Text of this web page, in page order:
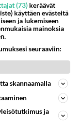
Vastattu 9kk
03-99...
Vastattu 9kk
(73) keräävät
käyttäen evästeitä
ja lukemiseen
mainoksia
seuraaviin:
skannaamalla
ja